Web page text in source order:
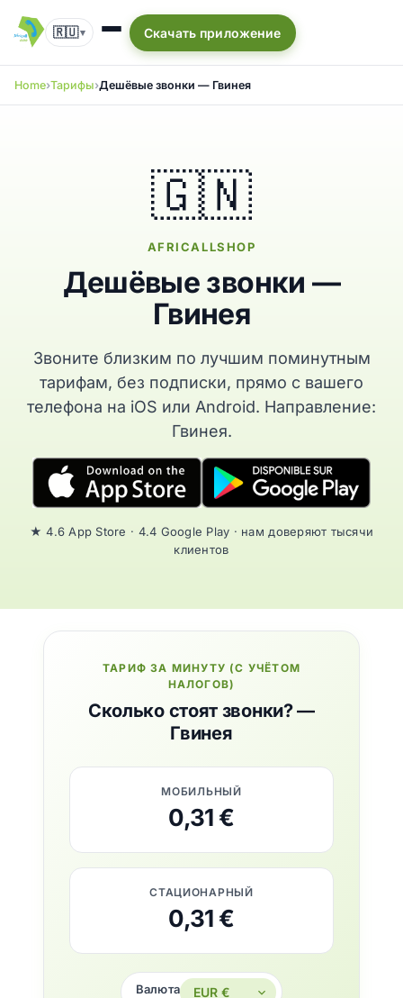
🇷🇺▾ Скачать приложение
Home Тарифы Дешёвые звонки — Гвинея
🇬🇳
AFRICALLSHOP
Дешёвые звонки —
Гвинея
Звоните близким по лучшим поминутным
тарифам, без подписки, прямо с вашего
телефона на iOS или Android. Направление:
Гвинея.
★ 4.6 App Store · 4.4 Google Play · нам доверяют тысячи
клиентов
ТАРИФ ЗА МИНУТУ (С УЧЁТОМ
НАЛОГОВ)
Сколько стоят звонки? —
Гвинея
МОБИЛЬНЫЙ
0,31 €
СТАЦИОНАРНЫЙ
0,31 €
Валюта